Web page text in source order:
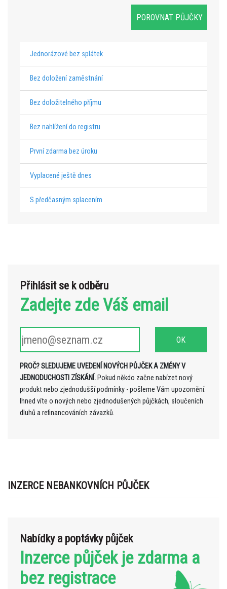
Jednorázové bez splátek
Bez doložení zaměstnání
Bez doložitelného příjmu
Bez nahlížení do registru
První zdarma bez úroku
Vyplacené ještě dnes
S předčasným splacením
Přihlásit se k odběru
Zadejte zde Váš email
PROČ? SLEDUJEME UVEDENÍ NOVÝCH PŮJČEK A ZMĚNY V
JEDNODUCHOSTI ZÍSKÁNÍ. Pokud někdo začne nabízet nový
produkt nebo zjednodušší podmínky - pošleme Vám upozornění.
Ihned víte o nových nebo zjednodušených půjčkách, sloučeních
dluhů a refinancováních závazků.
INZERCE NEBANKOVNÍCH PŮJČEK
Nabídky a poptávky půjček
Inzerce půjček je zdarma a
bez registrace